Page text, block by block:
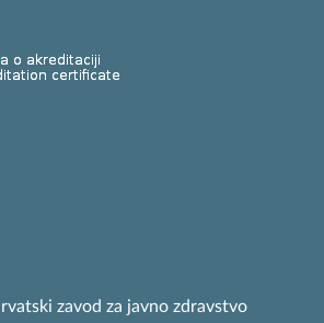
zavod za javno zdravstvo